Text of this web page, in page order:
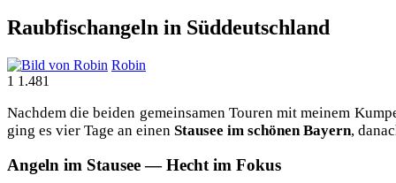
Raubfischangeln in Süddeutschland
Robin
1 1.481
Nach­dem die bei­den gemein­sa­men Tou­ren mit mei­nem
ging es vier Tage an einen Stau­see im schö­nen Bay­ern,
Angeln im Stausee — Hecht im Fokus